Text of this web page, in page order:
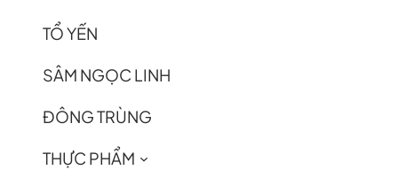
TỔ YẾN
SÂM NGỌC LINH
ĐÔNG TRÙNG
THỰC PHẨM